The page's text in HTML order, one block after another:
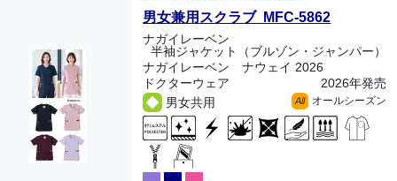
男女兼用スクラブ MFC-5862
ナガイレーベン
半袖ジャケット（ブルゾン・ジャンパー）
ナガイレーベン ナウェイ 2026
ドクターウェア
2026年発売
男女共用
All オールシーズン